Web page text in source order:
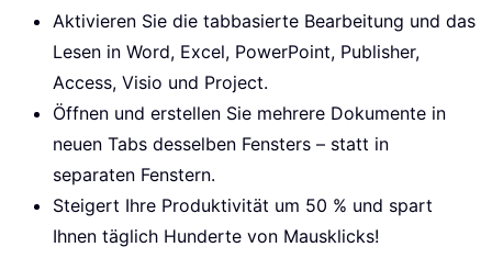
Aktivieren Sie die tabbasierte Bearbeitung und das
Lesen in Word, Excel, PowerPoint, Publisher,
Access, Visio und Project.
Öffnen und erstellen Sie mehrere Dokumente in
neuen Tabs desselben Fensters – statt in
separaten Fenstern.
Steigert Ihre Produktivität um 50 % und spart
Ihnen täglich Hunderte von Mausklicks!